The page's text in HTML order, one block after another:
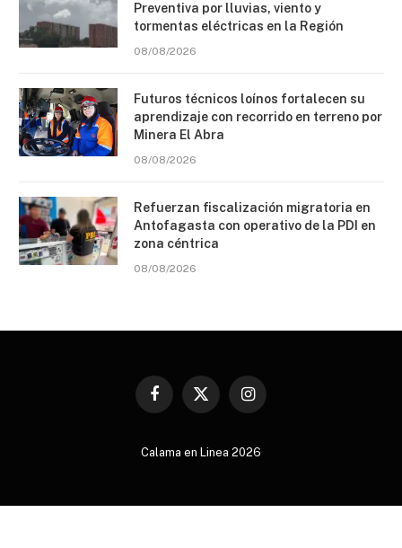
Preventiva por lluvias, viento y
tormentas eléctricas en la Región
08/08/2026
Futuros técnicos loínos fortalecen su
aprendizaje con recorrido en terreno por
Minera El Abra
08/08/2026
Refuerzan fiscalización migratoria en
Antofagasta con operativo de la PDI en
zona céntrica
08/08/2026
Facebook
X
Instagram
Calama en Linea 2026